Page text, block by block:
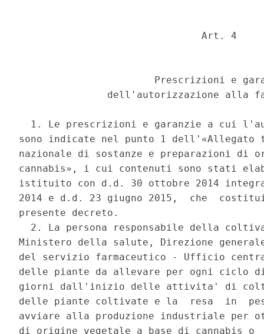
                               Art. 4
Prescrizioni e
dell'autorizzazione alla
1. Le prescrizioni e garanzie a cui
sono indicate nel punto 1 dell'«Allegato
nazionale di sostanze e preparazioni di
cannabis», i cui contenuti sono stati
istituito con d.d. 30 ottobre 2014
2014 e d.d. 23 giugno 2015,  che
presente decreto.
2. La persona responsabile della
Ministero della salute, Direzione
del servizio farmaceutico - Ufficio
delle piante da allevare per ogni ciclo
giorni dall'inizio delle attivita' di
delle piante coltivate e la  resa  in
avviare alla produzione industriale per
di origine vegetale a base di cannabis